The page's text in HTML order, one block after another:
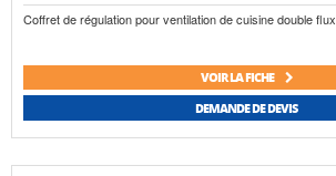
Coffret de régulation pour ventilation de cuisine double flux
VOIR LA FICHE
DEMANDE DE DEVIS